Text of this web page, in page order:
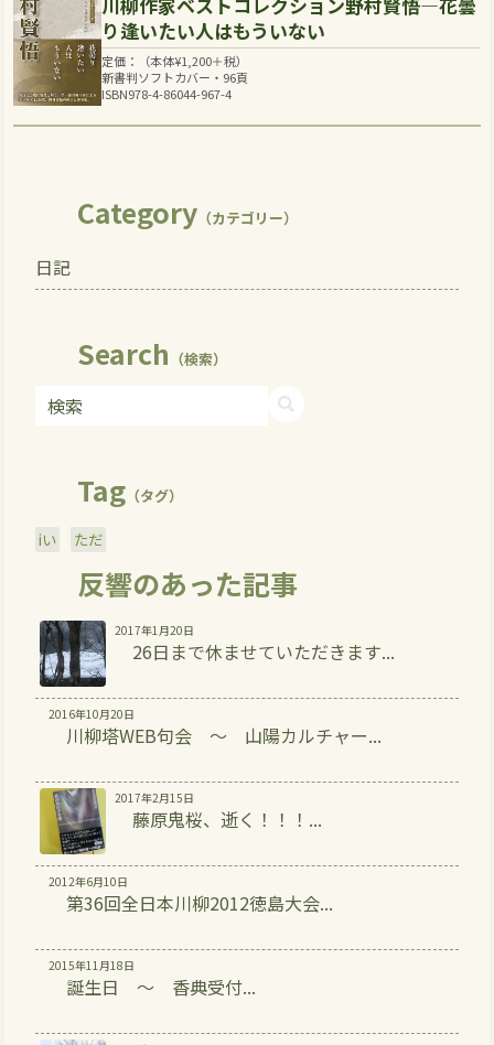
り逢いたい人はもういない
定価：（本体¥1,200＋税）
新書判ソフトカバー・96頁
ISBN978-4-86044-967-4
Category（カテゴリー）
日記
Search （検索）
Tag（タグ）
iい ただ
反響のあった記事
2017年1月20日
26日まで休ませていただきます...
2016年10月20日
川柳塔WEB句会 ～ 山陽カルチャー...
2017年2月15日
藤原鬼桜、逝く！！！...
2012年6月10日
第36回全日本川柳2012徳島大会...
2015年11月18日
誕生日 ～ 香典受付...